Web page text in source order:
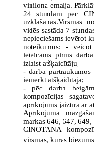
vinilona emalja.
24 stundām pēc
uzklāšanas.Virsmas
vidēs sastāda 7
nepieciešams ievērot
noteikumus: - veicot
ieteicams pirms
izlaist atšķaidītāju;
- darba pārtraukumos
iemērkt atšķaidītājā;
- pēc darba
kompozīcijas
aprīkojums jāiztīra ar
Aprīkojuma
markas 646, 647, 649,
CINOTĀNA
virsmas, kuras